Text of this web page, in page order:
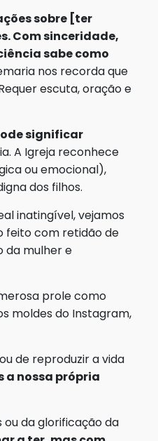
sobre [ter
Com sinceridade,
sabe como
nos recorda que
escuta, oração e
significar
A Igreja reconhece
ou emocional),
dos filhos.
inatingível, vejamos
feito com retidão de
da mulher e
prole como
moldes do Instagram,
de reproduzir a vida
a nossa própria
da glorificação da